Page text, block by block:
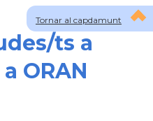
Tornar al capdamunt
ts a
ORAN